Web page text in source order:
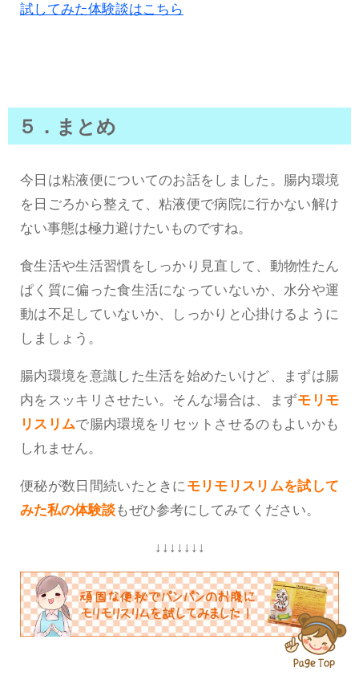
試してみた体験談はこちら
５．まとめ
今日は粘液便についてのお話をしました。腸内環境
を日ごろから整えて、粘液便で病院に行かない解け
ない事態は極力避けたいものですね。
食生活や生活習慣をしっかり見直して、動物性たん
ぱく質に偏った食生活になっていないか、水分や運
動は不足していないか、しっかりと心掛けるように
しましょう。
腸内環境を意識した生活を始めたいけど、まずは腸
内をスッキリさせたい。そんな場合は、まずモリモ
リスリムで腸内環境をリセットさせるのもよいかも
しれません。
便秘が数日間続いたときにモリモリスリムを試して
みた私の体験談もぜひ参考にしてみてください。
↓↓↓↓↓↓↓